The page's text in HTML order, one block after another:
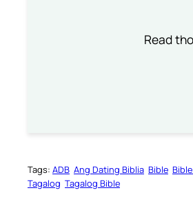
Read
Tags: ADB Ang Dating Biblia Bible
Tagalog Tagalog Bible